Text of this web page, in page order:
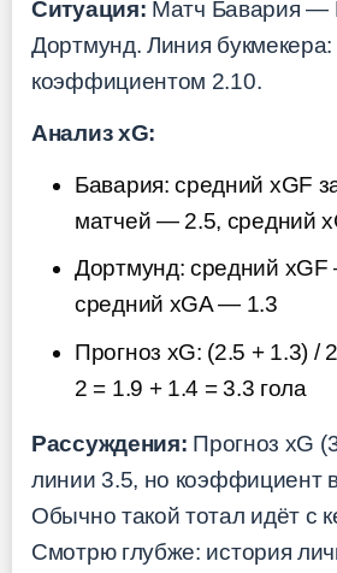
Ситуация: Матч Бавария —
Дортмунд. Линия
коэффициентом 2.10.
Анализ xG:
Бавария: средний xGF
матчей — 2.5, средний
Дортмунд: средний
средний xGA — 1.3
Прогноз xG: (2.5 + 1.3) /
2 = 1.9 + 1.4 = 3.3 гола
Рассуждения: Прогноз xG
линии 3.5, но коэффициент
Обычно такой тотал идёт с
Смотрю глубже: история